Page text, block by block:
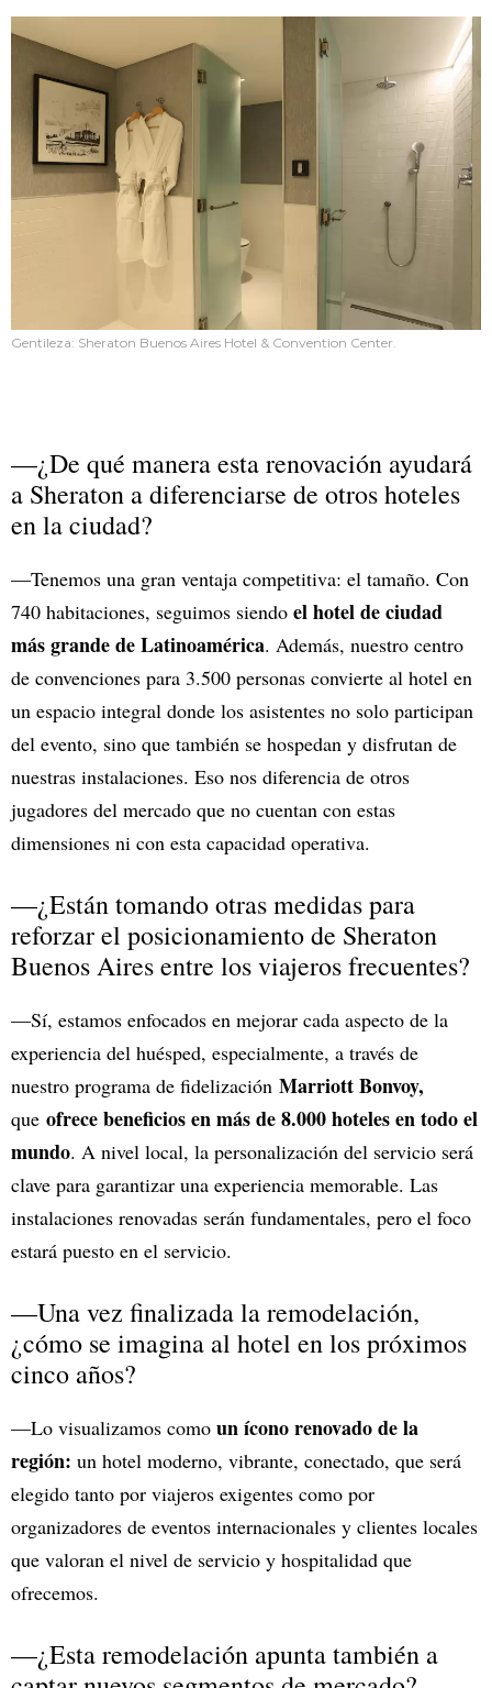
Gentileza: Sheraton Buenos Aires Hotel & Convention Center.
—¿De qué manera esta renovación ayudará
a Sheraton a diferenciarse de otros hoteles
en la ciudad?
—Tenemos una gran ventaja competitiva: el tamaño. Con
740 habitaciones, seguimos siendo el hotel de ciudad
más grande de Latinoamérica. Además, nuestro centro
de convenciones para 3.500 personas convierte al hotel en
un espacio integral donde los asistentes no solo participan
del evento, sino que también se hospedan y disfrutan de
nuestras instalaciones. Eso nos diferencia de otros
jugadores del mercado que no cuentan con estas
dimensiones ni con esta capacidad operativa.
—¿Están tomando otras medidas para
reforzar el posicionamiento de Sheraton
Buenos Aires entre los viajeros frecuentes?
—Sí, estamos enfocados en mejorar cada aspecto de la
experiencia del huésped, especialmente, a través de
nuestro programa de fidelización Marriott Bonvoy,
que ofrece beneficios en más de 8.000 hoteles en todo el
mundo. A nivel local, la personalización del servicio será
clave para garantizar una experiencia memorable. Las
instalaciones renovadas serán fundamentales, pero el foco
estará puesto en el servicio.
—Una vez finalizada la remodelación,
¿cómo se imagina al hotel en los próximos
cinco años?
—Lo visualizamos como un ícono renovado de la
región: un hotel moderno, vibrante, conectado, que será
elegido tanto por viajeros exigentes como por
organizadores de eventos internacionales y clientes locales
que valoran el nivel de servicio y hospitalidad que
ofrecemos.
—¿Esta remodelación apunta también a